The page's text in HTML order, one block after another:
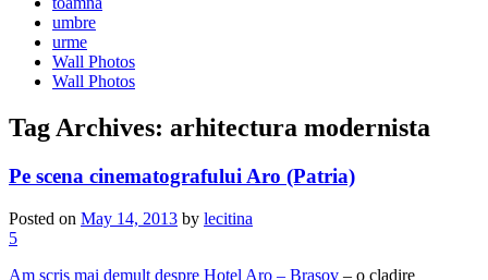
umbre
urme
Wall Photos
Wall Photos
Tag Archives: arhitectura modernista
Pe scena cinematografului Aro (Patria)
Posted on May 14, 2013 by lecitina
5
Am scris mai demult despre Hotel Aro – Braşov – o cladire